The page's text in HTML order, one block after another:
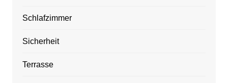
Schlafzimmer
Sicherheit
Terrasse